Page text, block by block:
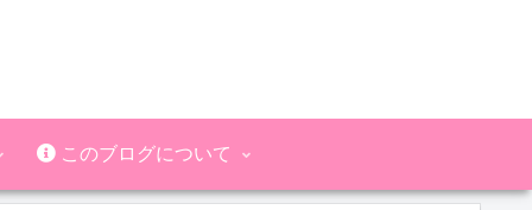
このブログについて